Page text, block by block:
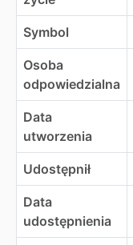
Symbol
Osoba
odpowiedzialna
Data
utworzenia
Udostępnił
Data
udostępnienia